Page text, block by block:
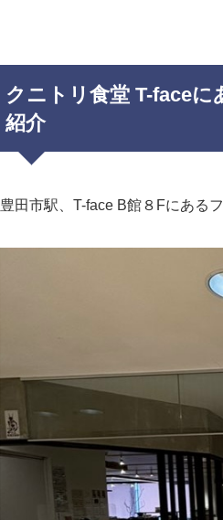
クニトリ食堂 T-faceに
紹介
豊田市駅、T-face B館８Fにある